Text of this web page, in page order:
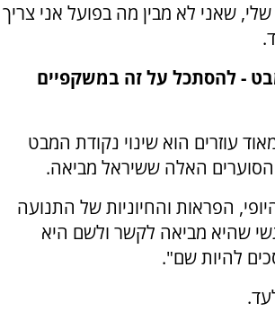
שאני לא מבין מה בפועל אני צריך
- להסתכל על זה במשקפיים
עוזרים הוא שינוי נקודת המבט
האלה ששיראל מביאה.
הפראות והחיוניות של התנועה
שהיא מביאה לקשר ולשם היא
להיות שם".